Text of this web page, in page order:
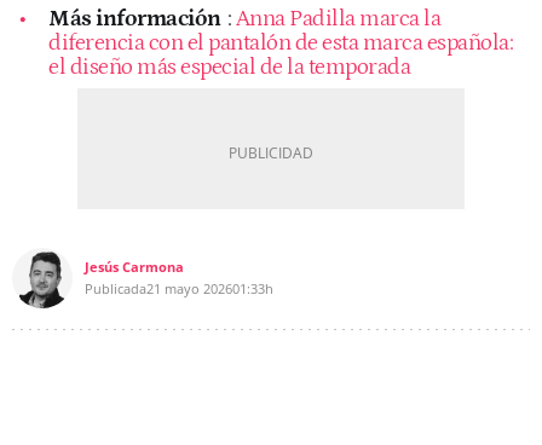
Más información :Anna Padilla marca la
diferencia con el pantalón de esta marca española:
el diseño más especial de la temporada
Jesús Carmona
Publicada21 mayo 202601:33h